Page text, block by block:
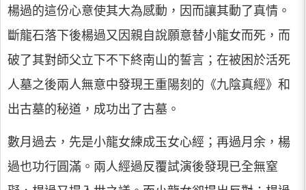
楊過的這份心意使其大為感動，因而讓其動了真情。
斷龍石落下後楊過又因親自說願意替小龍女而死，而
破了其對師父立下不下終南山的誓言；在被困於活死
人墓之後兩人無意中發現王重陽刻的《九陰真經》和
出古墓的秘道，成功出了古墓。
數月過去，先是小龍女練成玉女心經；再過月余，楊
過也功行圓滿。兩人經過反覆試演後發現已全無窒